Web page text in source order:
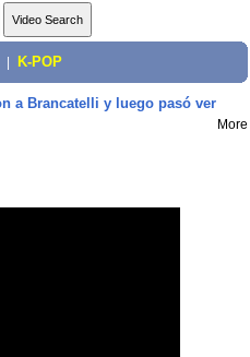
K-POP
a Brancatelli y luego pasó ver
More